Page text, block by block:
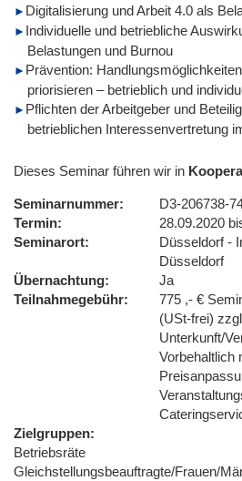
Digitalisierung und Arbeit 4.0 als
Individuelle und betriebliche
Belastungen und Burnou
Prävention:
priorisieren – betrieblich und
Pflichten der Arbeitgeber und
betrieblichen Interessenvertretung
Dieses Seminar führen wir in
Seminarnummer
D3-206738-
Termin
28.09.2020
Seminarort
Düsseldorf -
Düsseldorf
Übernachtung
Ja
Teilnahmegebühr
775 ,- €
(USt-frei)
Unterkunft/
Vorbehaltlich
Zielgruppen
Betriebsräte
Gleichstellungsbeauftragte/Frauen/